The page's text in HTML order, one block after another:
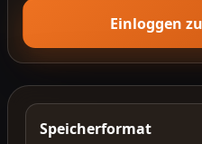
Einloggen
Speicherformat